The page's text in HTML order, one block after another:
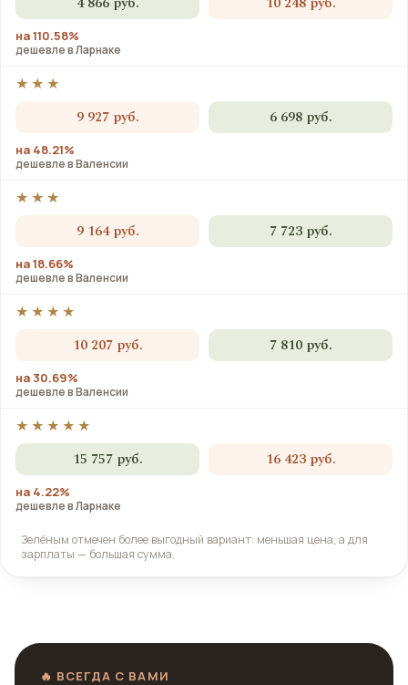
на 110.58%
дешевле в Ларнаке
★★★
9 927 руб. 6 698 руб.
на 48.21%
дешевле в Валенсии
★★★
9 164 руб. 7 723 руб.
на 18.66%
дешевле в Валенсии
★★★★
10 207 руб. 7 810 руб.
на 30.69%
дешевле в Валенсии
★★★★★
15 757 руб. 16 423 руб.
на 4.22%
дешевле в Ларнаке
Зелёным отмечен более выгодный вариант: меньшая цена, а для
зарплаты — большая сумма.
🔥 ВСЕГДА С ВАМИ